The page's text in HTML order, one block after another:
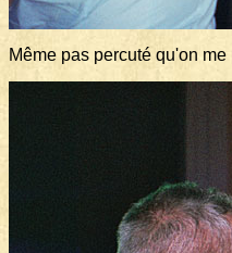
Même pas percuté qu'on